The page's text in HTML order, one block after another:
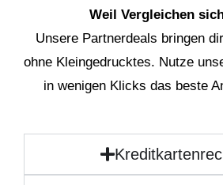
Weil Vergleichen
Unsere Partnerdeals bringen
ohne Kleingedrucktes. Nutze
in wenigen Klicks das beste